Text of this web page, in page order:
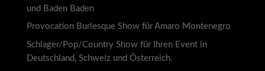
und Baden Baden
Provocation Burlesque Show für Amaro Montenegro
Schlager/Pop/Country Show für Ihren Event in
Deutschland, Schweiz und Österreich.